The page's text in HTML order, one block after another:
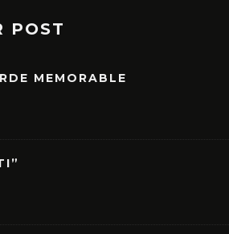
POST
MEMORABLE